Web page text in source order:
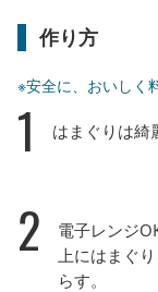
作り方
※安全に、おいしく
1 はまぐりは綺
2
電子レンジ
上にはまぐ
らす。